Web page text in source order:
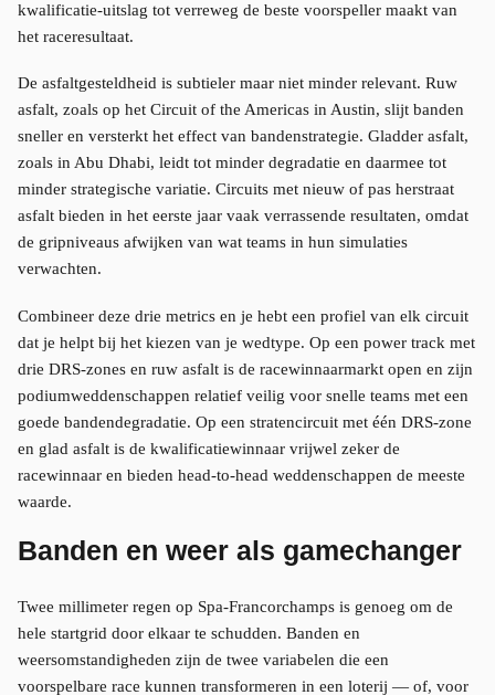
kwalificatie-uitslag tot verreweg de beste voorspeller maakt van
het raceresultaat.
De asfaltgesteldheid is subtieler maar niet minder relevant. Ruw
asfalt, zoals op het Circuit of the Americas in Austin, slijt banden
sneller en versterkt het effect van bandenstrategie. Gladder asfalt,
zoals in Abu Dhabi, leidt tot minder degradatie en daarmee tot
minder strategische variatie. Circuits met nieuw of pas herstraat
asfalt bieden in het eerste jaar vaak verrassende resultaten, omdat
de gripniveaus afwijken van wat teams in hun simulaties
verwachten.
Combineer deze drie metrics en je hebt een profiel van elk circuit
dat je helpt bij het kiezen van je wedtype. Op een power track met
drie DRS-zones en ruw asfalt is de racewinnaarmarkt open en zijn
podiumweddenschappen relatief veilig voor snelle teams met een
goede bandendegradatie. Op een stratencircuit met één DRS-zone
en glad asfalt is de kwalificatiewinnaar vrijwel zeker de
racewinnaar en bieden head-to-head weddenschappen de meeste
waarde.
Banden en weer als gamechanger
Twee millimeter regen op Spa-Francorchamps is genoeg om de
hele startgrid door elkaar te schudden. Banden en
weersomstandigheden zijn de twee variabelen die een
voorspelbare race kunnen transformeren in een loterij — of, voor